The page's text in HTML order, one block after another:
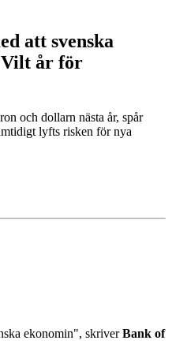
att svenska
år för
och dollarn nästa år, spår
lyfts risken för nya
ekonomin", skriverBank of